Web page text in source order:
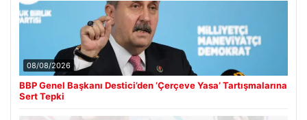
08/08/2026
BBP Genel Başkanı Destici’den ‘Çerçeve Yasa’ Tartışmalarına
Sert Tepki